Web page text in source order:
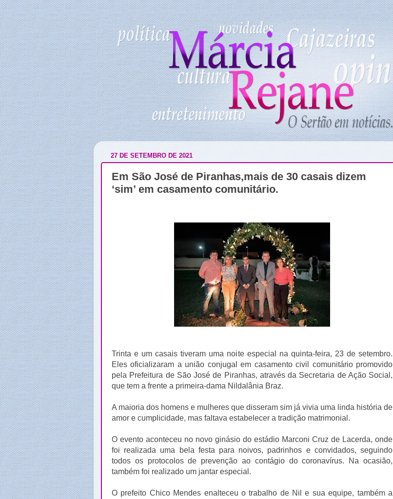
27 DE SETEMBRO DE 2021
Em São José de Piranhas,mais de 30 casais dizem
‘sim’ em casamento comunitário.
Trinta e um casais tiveram uma noite especial na quinta-feira, 23 de setembro.
Eles oficializaram a união conjugal em casamento civil comunitário promovido
pela Prefeitura de São José de Piranhas, através da Secretaria de Ação Social,
que tem a frente a primeira-dama Nildalânia Braz.
A maioria dos homens e mulheres que disseram sim já vivia uma linda história de
amor e cumplicidade, mas faltava estabelecer a tradição matrimonial.
O evento aconteceu no novo ginásio do estádio Marconi Cruz de Lacerda, onde
foi realizada uma bela festa para noivos, padrinhos e convidados, seguindo
todos os protocolos de prevenção ao contágio do coronavírus. Na ocasião,
também foi realizado um jantar especial.
O prefeito Chico Mendes enalteceu o trabalho de Nil e sua equipe, também a